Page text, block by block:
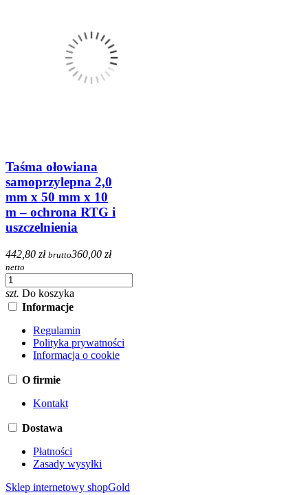
Taśma ołowiana
samoprzylepna 2,0
mm x 50 mm x 10
m – ochrona RTG i
uszczelnienia
442,80 zł brutto360,00 zł
netto
szt. Do koszyka
Informacje
Regulamin
Polityka prywatności
Informacja o cookie
O firmie
Kontakt
Dostawa
Płatności
Zasady wysyłki
Sklep internetowy shopGold